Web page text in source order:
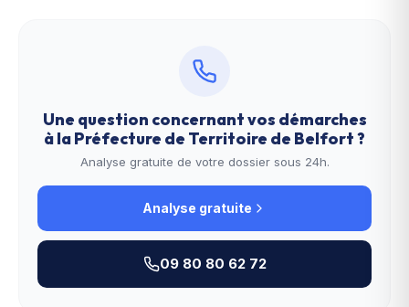
Une question concernant vos démarches
à laPréfecture de Territoire de Belfort?
Analyse gratuite de votre dossier sous 24h.
Analyse gratuite
09 80 80 62 72